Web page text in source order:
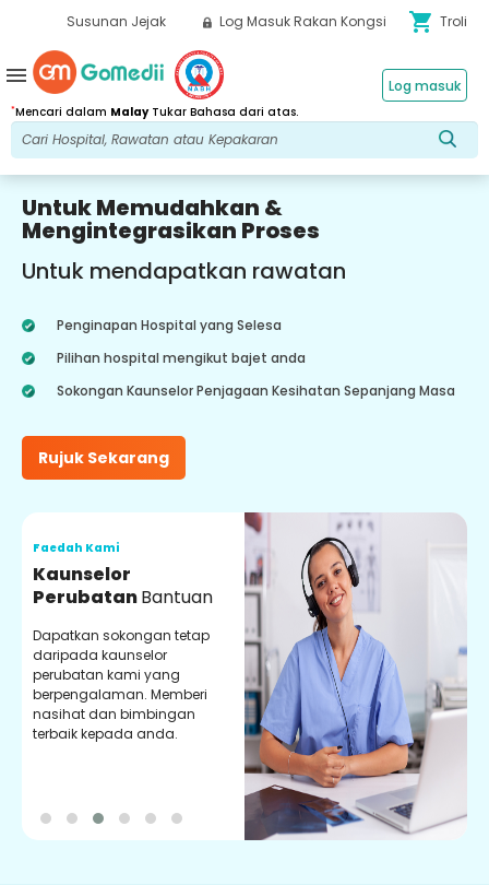
Susunan Jejak Log Masuk Rakan Kongsi shopping_cart Troli
*Mencari dalam MalayTukar Bahasa dari atas.
Log masuk
menu
Untuk Memudahkan &
Mengintegrasikan Proses
Untuk mendapatkan rawatan
Penginapan Hospital yang Selesa
Pilihan hospital mengikut bajet anda
Sokongan Kaunselor Penjagaan Kesihatan Sepanjang Masa
Rujuk Sekarang
Faedah Kami
Kaunselor
PerubatanBantuan
Dapatkan sokongan tetap
daripada kaunselor
perubatan kami yang
berpengalaman. Memberi
nasihat dan bimbingan
terbaik kepada anda.